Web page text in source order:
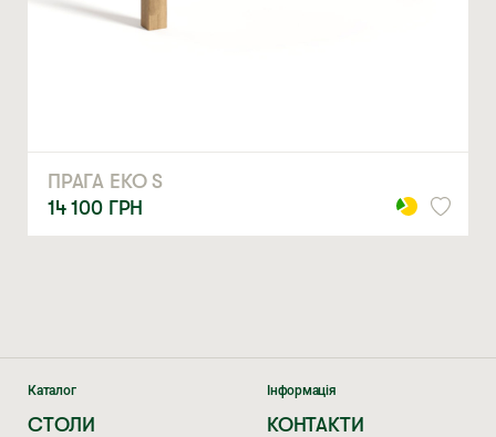
ПРАГА ЕКО S
14 100 ГРН
Каталог
СТОЛИ
Інформація
КОНТАКТИ
ЗАМОВИТИ